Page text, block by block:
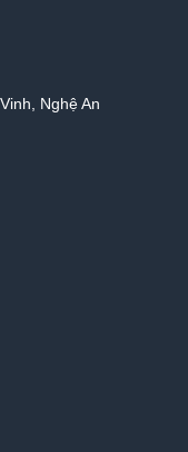
Nghệ An